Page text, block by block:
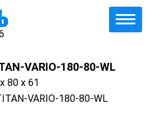
VARIO-180-80-WL
80 x 61